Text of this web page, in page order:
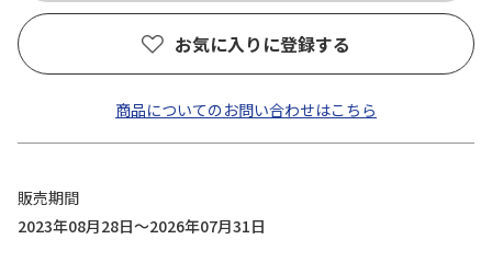
お気に入りに登録する
商品についてのお問い合わせはこちら
販売期間
2023年08月28日～2026年07月31日